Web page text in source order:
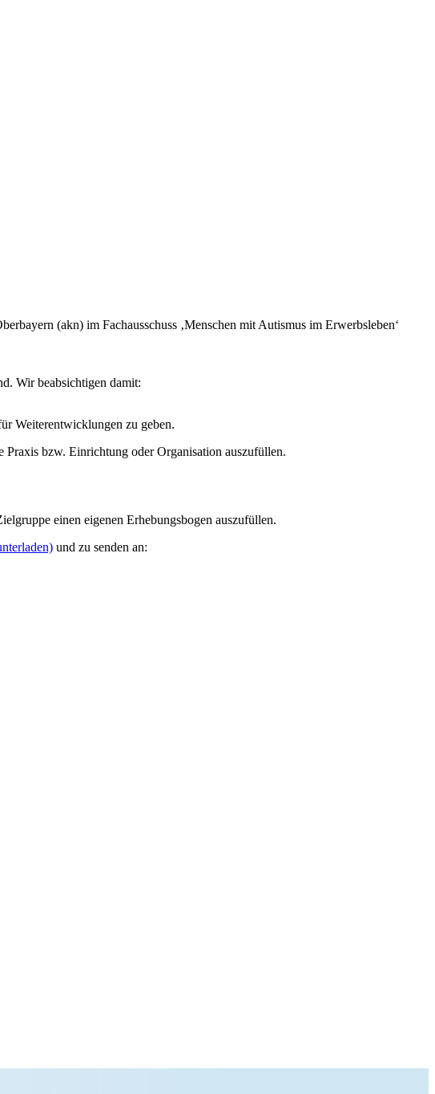
(akn) im Fachausschuss ‚Menschen mit Autismus im Erwerbsleben‘
Wir beabsichtigen damit:
Weiterentwicklungen zu geben.
bzw. Einrichtung oder Organisation auszufüllen.
einen eigenen Erhebungsbogen auszufüllen.
und zu senden an: